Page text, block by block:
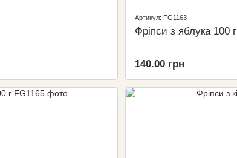
Артикул: FG1163
Фріпси з яблука 100 г
140.00 грн